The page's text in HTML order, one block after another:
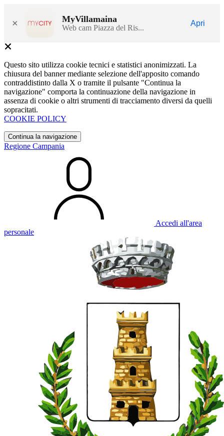
× MyVillamaina
Web cam Piazza del Ris...
Apri
Questo sito utilizza cookie tecnici e statistici anonimizzati. La
chiusura del banner mediante selezione dell'apposito comando
contraddistinto dalla X o tramite il pulsante "Continua la
navigazione" comporta la continuazione della navigazione in
assenza di cookie o altri strumenti di tracciamento diversi da quelli
sopracitati.
COOKIE POLICY
Continua la navigazione
Regione Campania
Accedi all'area
personale